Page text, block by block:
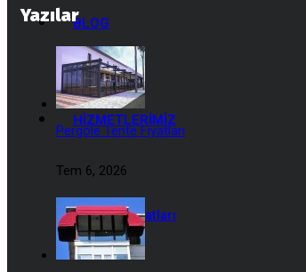
BLOG
HIZMETLERIMIZ
Tente Fiyatları
Yazılar
Pergole Tente Fiyatları
Tem 6, 2026